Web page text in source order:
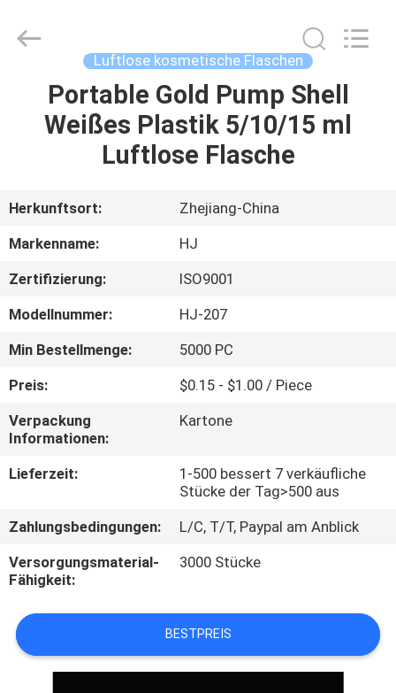
HAUS
PRODUKTE
ÜBER
UNS
FABRIK-
AUSFLUG
QUALITÄTSKONTROLLE
TRETEN
SIE
UNS
IN
VERBINDUNG
FORDERN
Plastic
Luftlose kosmetische Flaschen
Portable Gold Pump Shell
Weißes Plastik 5/10/15 ml
Luftlose Flasche
Herkunftsort:
Zhejiang-China
Markenname:
HJ
Zertifizierung:
ISO9001
Modellnummer:
HJ-207
Min Bestellmenge:
5000 PC
Preis:
$0.15 - $1.00 / Piece
Verpackung
Informationen:
Kartone
Lieferzeit:
1-500 bessert 7 verkäufliche
Stücke der Tag>500 aus
Zahlungsbedingungen:
L/C, T/T, Paypal am Anblick
Versorgungsmaterial-
Fähigkeit:
3000 Stücke
BESTPREIS